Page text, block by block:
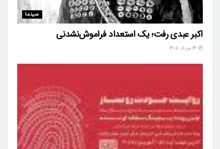
سینما
اکبر عبدی رفت؛ یک استعداد فراموش‌نشدنی